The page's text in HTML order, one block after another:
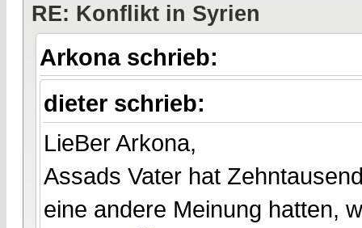
RE: Konflikt in Syrien
Arkona schrieb:
dieter schrieb:
LieBer Arkona,
Assads Vater hat
eine andere Meinung hatten,